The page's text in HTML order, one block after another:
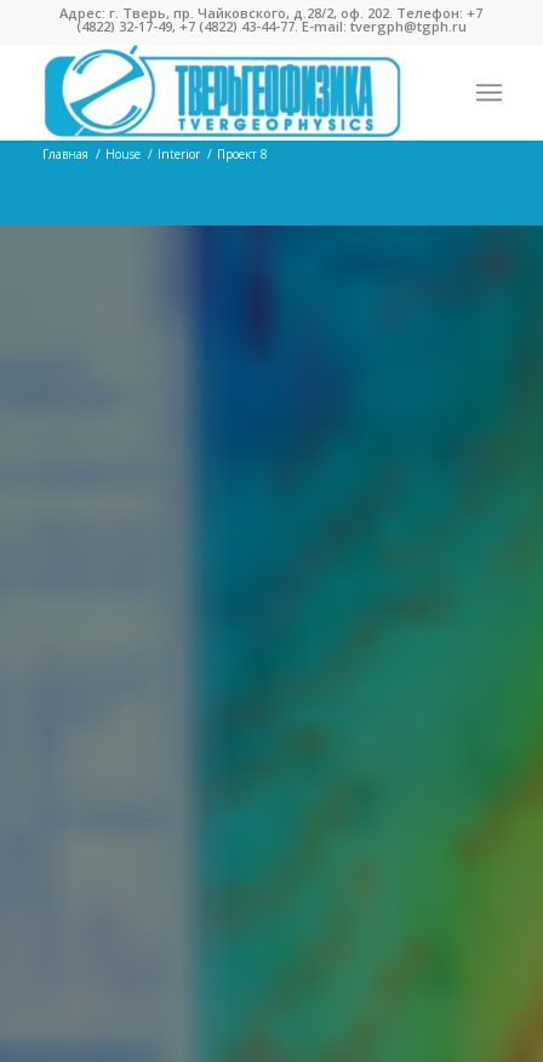
Адрес: г. Тверь, пр. Чайковского, д.28/2, оф. 202. Телефон:+7
(4822) 32-17-49, +7 (4822) 43-44-77. E-mail: tvergph@tgph.ru
Главная / House / Interior / Проект 8